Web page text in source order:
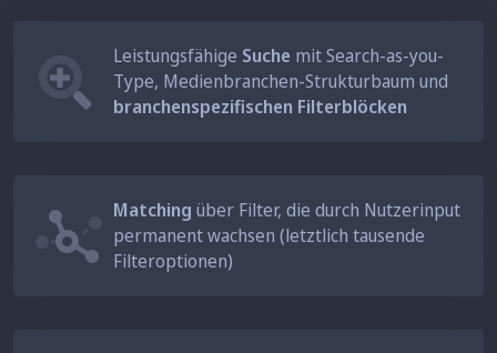
Leistungsfähige Suche mit Search-as-you-
Type, Medienbranchen-Strukturbaum und
branchenspezifischen Filterblöcken
Matching über Filter, die durch Nutzerinput
permanent wachsen (letztlich tausende
Filteroptionen)